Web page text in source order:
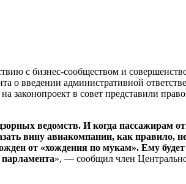
с бизнес-сообществом и
о введении административной
законопроект в совет представили
ведомств. И когда пассажирам
вину авиакомпании, как правило,
от «хождения по мукам». Ему
», — сообщил член